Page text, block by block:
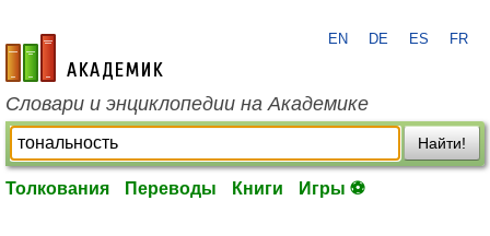
academic.ru
EN DE ES FR
Словари и энциклопедии на Академике
Найти!
Толкования Переводы Книги Игры ⚽